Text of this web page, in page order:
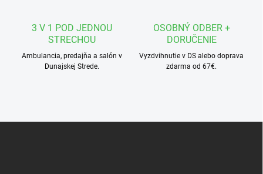
3 V 1 POD JEDNOU
STRECHOU
Ambulancia, predajňa a salón v
Dunajskej Strede.
OSOBNÝ ODBER +
DORUČENIE
Vyzdvihnutie v DS alebo doprava
zdarma od 67€.